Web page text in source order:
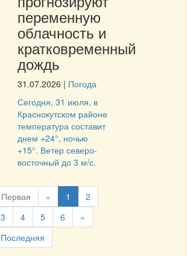
переменную
облачность и
кратковременный
дождь
31.07.2026 | Погода
Сегодня, 31 июля, в
Краснокутском районе
температура составит
днем +24°, ночью
+15°. Ветер северо-
восточный до 3 м/с.
Первая « 1
2
3
4 5 6
»
Последняя